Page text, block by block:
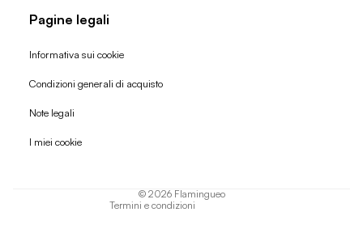
Pagine legali
Informativa sui cookie
Condizioni generali di acquisto
Note legali
I miei cookie
© 2026 Flamingueo
Termini e condizioni
Politica di rimborso